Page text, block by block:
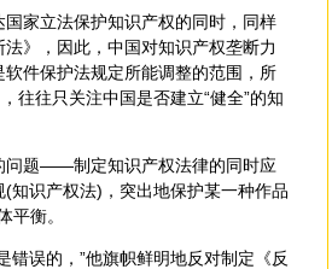
家立法保护知识产权的同时，同样
》，因此，中国对知识产权垄断力
件保护法规定所能调整的范围，所
往往只关注中国是否建立“健全”的知
题——制定知识产权法律的同时应
知识产权法)，突出地保护某一种作品
平衡。
误的，”他旗帜鲜明地反对制定《反